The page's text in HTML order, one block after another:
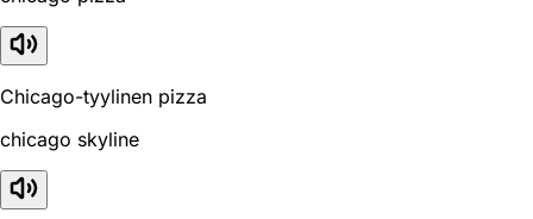
Chicago-tyylinen pizza
chicago skyline